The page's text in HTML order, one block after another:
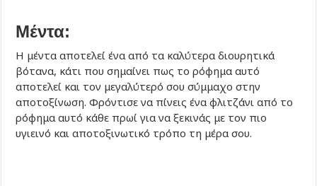
Μέντα:
Η μέντα αποτελεί ένα από τα καλύτερα διουρητικά
βότανα, κάτι που σημαίνει πως το ρόφημα αυτό
αποτελεί και τον μεγαλύτερό σου σύμμαχο στην
αποτοξίνωση. Φρόντισε να πίνεις ένα φλιτζάνι από το
ρόφημα αυτό κάθε πρωί για να ξεκινάς με τον πιο
υγιεινό και αποτοξινωτικό τρόπο τη μέρα σου.